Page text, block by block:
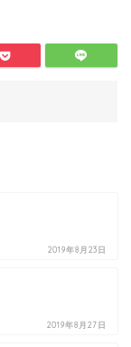
2019年8月23日
2019年8月27日